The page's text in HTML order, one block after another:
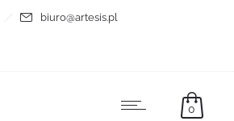
biuro@artesis.pl
0